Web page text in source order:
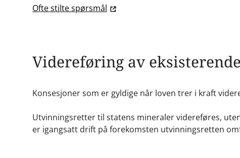
Ofte stilte spørsmål
Videreføring av
Konsesjoner som er gyldige når loven trer i kraft
Utvinningsretter til statens mineraler videreføres,
er igangsatt drift på forekomsten utvinningsretten